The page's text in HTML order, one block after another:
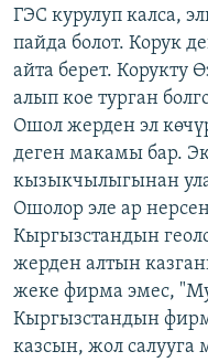
ГЭС курулуп калса,
пайда болот. Корук
айта берет. Корукту
алып кое турган
Ошол жерден эл
деген макамы бар.
кызыкчылыгынан
Ошолор эле ар
Кыргызстандын
жерден алтын
жеке фирма эмес,
Кыргызстандын
казсын, жол салууга